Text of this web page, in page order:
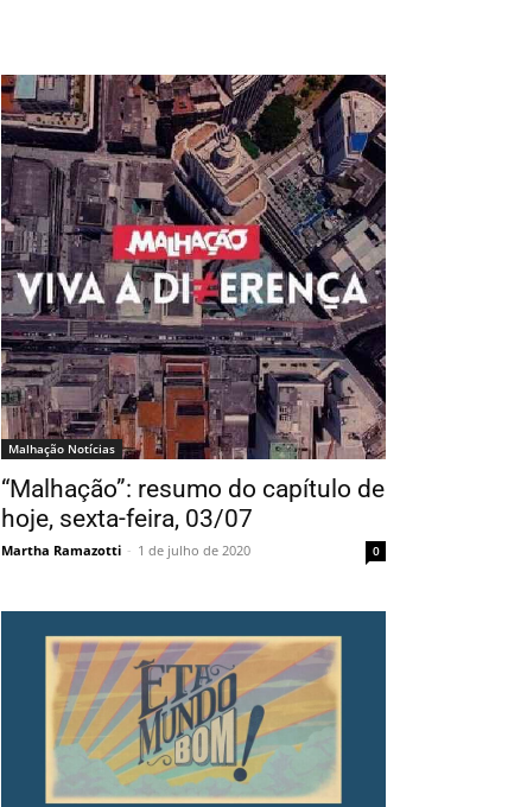
Malhação Notícias
“Malhação”: resumo do capítulo de
hoje, sexta-feira, 03/07
Martha Ramazotti - 1 de julho de 2020 0